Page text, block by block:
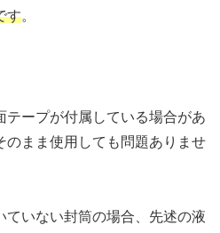
す。
テープが付属している場合があ
のまま使用しても問題ありませ
ていない封筒の場合、先述の液